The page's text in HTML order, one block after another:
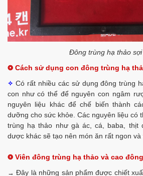
Đông trùng hạ thảo
❂ Cách sử dụng con đông trùng hạ
✧ Có rất nhiều các sử dụng đông trùng
con như có thể để nguyên con ngâm
nguyên liệu khác để chế biến thành
dưỡng cho sức khỏe. Các nguyên liệu có
trùng hạ thảo như gà ác, cá, baba, thịt
dược khác sẽ tạo nên món ăn rất ngon và
❂ Viên đông trùng hạ thảo và cao
→Đây là những sản phẩm được chiết